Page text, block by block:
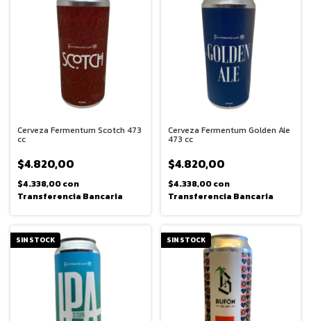
Cerveza Fermentum Scotch 473
cc
$4.820,00
$4.338,00con
Transferencia Bancaria
Cerveza Fermentum Golden Ale
473 cc
$4.820,00
$4.338,00con
Transferencia Bancaria
SIN STOCK SIN STOCK